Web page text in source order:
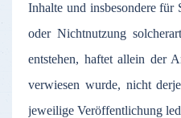
Inhalte und insbesondere für
oder Nichtnutzung solcherart
entstehen, haftet allein der
verwiesen wurde, nicht
jeweilige Veröffentlichung